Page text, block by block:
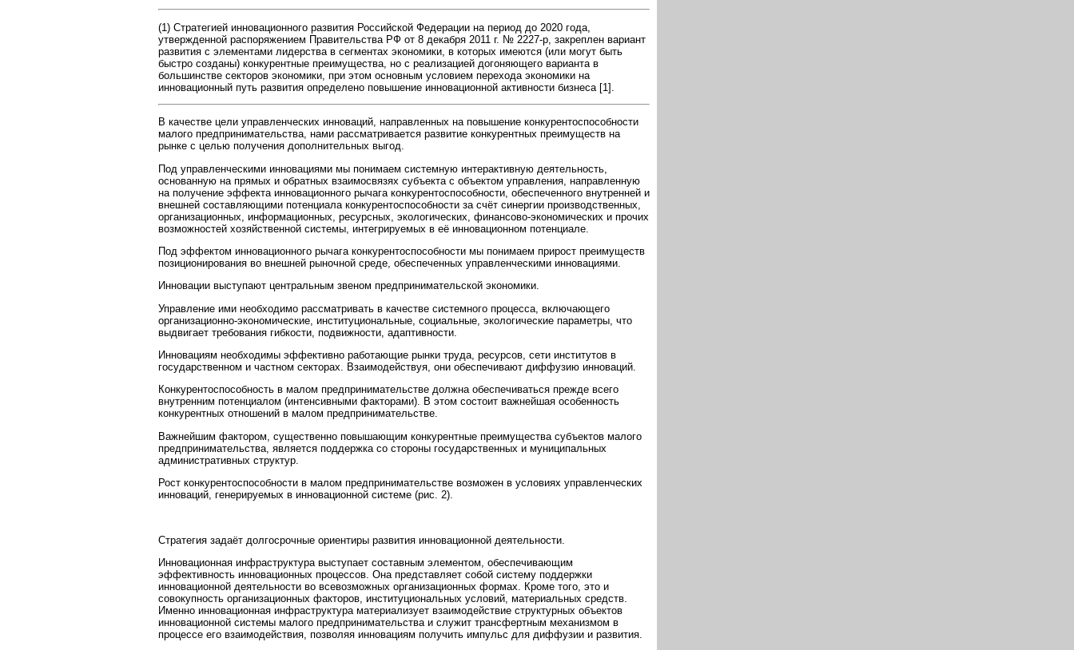
(1) Стратегией инновационного развития Российской Федерации на период до 2020 года,
утвержденной распоряжением Правительства РФ от 8 декабря 2011 г. № 2227-р, закреплен вариант
развития с элементами лидерства в сегментах экономики, в которых имеются (или могут быть
быстро созданы) конкурентные преимущества, но с реализацией догоняющего варианта в
большинстве секторов экономики, при этом основным условием перехода экономики на
инновационный путь развития определено повышение инновационной активности бизнеса [1].
В качестве цели управленческих инноваций, направленных на повышение конкурентоспособности
малого предпринимательства, нами рассматривается развитие конкурентных преимуществ на
рынке с целью получения дополнительных выгод.
Под управленческими инновациями мы понимаем системную интерактивную деятельность,
основанную на прямых и обратных взаимосвязях субъекта с объектом управления, направленную
на получение эффекта инновационного рычага конкурентоспособности, обеспеченного внутренней и
внешней составляющими потенциала конкурентоспособности за счёт синергии производственных,
организационных, информационных, ресурсных, экологических, финансово-экономических и прочих
возможностей хозяйственной системы, интегрируемых в её инновационном потенциале.
Под эффектом инновационного рычага конкурентоспособности мы понимаем прирост преимуществ
позиционирования во внешней рыночной среде, обеспеченных управленческими инновациями.
Инновации выступают центральным звеном предпринимательской экономики.
Управление ими необходимо рассматривать в качестве системного процесса, включающего
организационно-экономические, институциональные, социальные, экологические параметры, что
выдвигает требования гибкости, подвижности, адаптивности.
Инновациям необходимы эффективно работающие рынки труда, ресурсов, сети институтов в
государственном и частном секторах. Взаимодействуя, они обеспечивают диффузию инноваций.
Конкурентоспособность в малом предпринимательстве должна обеспечиваться прежде всего
внутренним потенциалом (интенсивными факторами). В этом состоит важнейшая особенность
конкурентных отношений в малом предпринимательстве.
Важнейшим фактором, существенно повышающим конкурентные преимущества субъектов малого
предпринимательства, является поддержка со стороны государственных и муниципальных
административных структур.
Рост конкурентоспособности в малом предпринимательстве возможен в условиях управленческих
инноваций, генерируемых в инновационной системе (рис. 2).
Стратегия задаёт долгосрочные ориентиры развития инновационной деятельности.
Инновационная инфраструктура выступает составным элементом, обеспечивающим
эффективность инновационных процессов. Она представляет собой систему поддержки
инновационной деятельности во всевозможных организационных формах. Кроме того, это и
совокупность организационных факторов, институциональных условий, материальных средств.
Именно инновационная инфраструктура материализует взаимодействие структурных объектов
инновационной системы малого предпринимательства и служит трансфертным механизмом в
процессе его взаимодействия, позволяя инновациям получить импульс для диффузии и развития.